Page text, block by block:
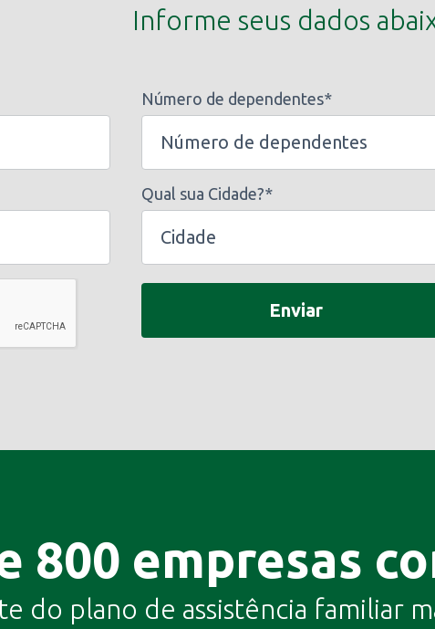
Informe seus dados
Número de dependentes*
Qual sua Cidade?*
Enviar
800 empresas
do plano de assistência familiar